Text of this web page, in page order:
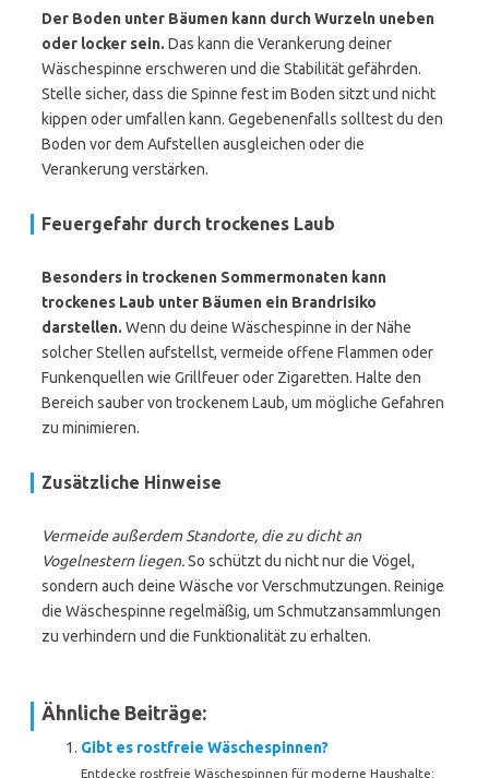
Der Boden unter Bäumen kann durch Wurzeln uneben
oder locker sein. Das kann die Verankerung deiner
Wäschespinne erschweren und die Stabilität gefährden.
Stelle sicher, dass die Spinne fest im Boden sitzt und nicht
kippen oder umfallen kann. Gegebenenfalls solltest du den
Boden vor dem Aufstellen ausgleichen oder die
Verankerung verstärken.
Feuergefahr durch trockenes Laub
Besonders in trockenen Sommermonaten kann
trockenes Laub unter Bäumen ein Brandrisiko
darstellen. Wenn du deine Wäschespinne in der Nähe
solcher Stellen aufstellst, vermeide offene Flammen oder
Funkenquellen wie Grillfeuer oder Zigaretten. Halte den
Bereich sauber von trockenem Laub, um mögliche Gefahren
zu minimieren.
Zusätzliche Hinweise
Vermeide außerdem Standorte, die zu dicht an
Vogelnestern liegen.So schützt du nicht nur die Vögel,
sondern auch deine Wäsche vor Verschmutzungen. Reinige
die Wäschespinne regelmäßig, um Schmutzansammlungen
zu verhindern und die Funktionalität zu erhalten.
Ähnliche Beiträge:
Gibt es rostfreie Wäschespinnen?
Entdecke rostfreie Wäschespinnen für moderne Haushalte: